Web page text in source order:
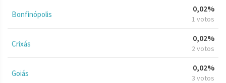
Bonfinópolis
0,02%
1 votos
Crixás
0,02%
2 votos
Goiás
0,02%
3 votos